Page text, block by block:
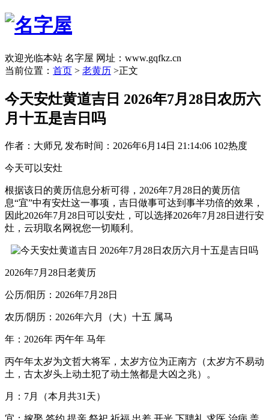
欢迎光临本站 名字屋 网址：www.gqfkz.cn
当前位置： 首页 > 老黄历 >正文
今天安灶黄道吉日 2026年7月28日农历六
月十五是吉日吗
作者：大师兄 发布时间：2026年6月14日 21:14:06 102热度
今天可以安灶
根据该日的黄历信息分析可得，2026年7月28日的黄历信
息“宜”中有安灶这一事项，吉日做事可达到事半功倍的效果，
因此2026年7月28日可以安灶，可以选择2026年7月28日进行安
灶，云玥取名网祝您一切顺利。
2026年7月28日老黄历
公历/阳历：2026年7月28日
农历/阴历：2026年六月（大）十五 属马
年：2026年 丙午年 马年
丙午年太岁为文哲大将军，太岁方位为正南方（太岁方不易动
土，古太岁头上动土犯了动土煞都是大凶之兆）。
月：7月（本月共31天）